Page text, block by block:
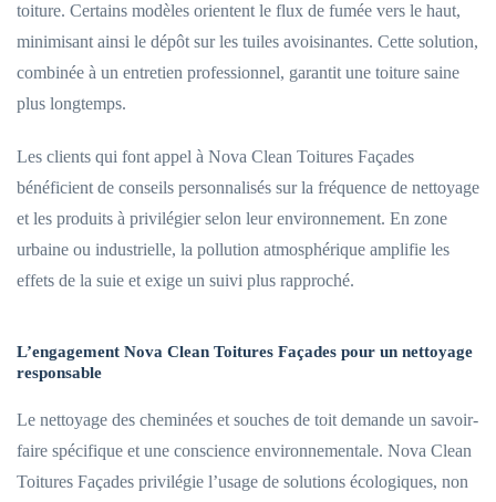
toiture. Certains modèles orientent le flux de fumée vers le haut,
minimisant ainsi le dépôt sur les tuiles avoisinantes. Cette solution,
combinée à un entretien professionnel, garantit une toiture saine
plus longtemps.
Les clients qui font appel à Nova Clean Toitures Façades
bénéficient de conseils personnalisés sur la fréquence de nettoyage
et les produits à privilégier selon leur environnement. En zone
urbaine ou industrielle, la pollution atmosphérique amplifie les
effets de la suie et exige un suivi plus rapproché.
L’engagement Nova Clean Toitures Façades pour un nettoyage
responsable
Le nettoyage des cheminées et souches de toit demande un savoir-
faire spécifique et une conscience environnementale. Nova Clean
Toitures Façades privilégie l’usage de solutions écologiques, non